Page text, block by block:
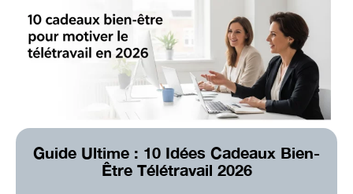
Guide Ultime : 10 Idées Cadeaux Bien-
Être Télétravail 2026